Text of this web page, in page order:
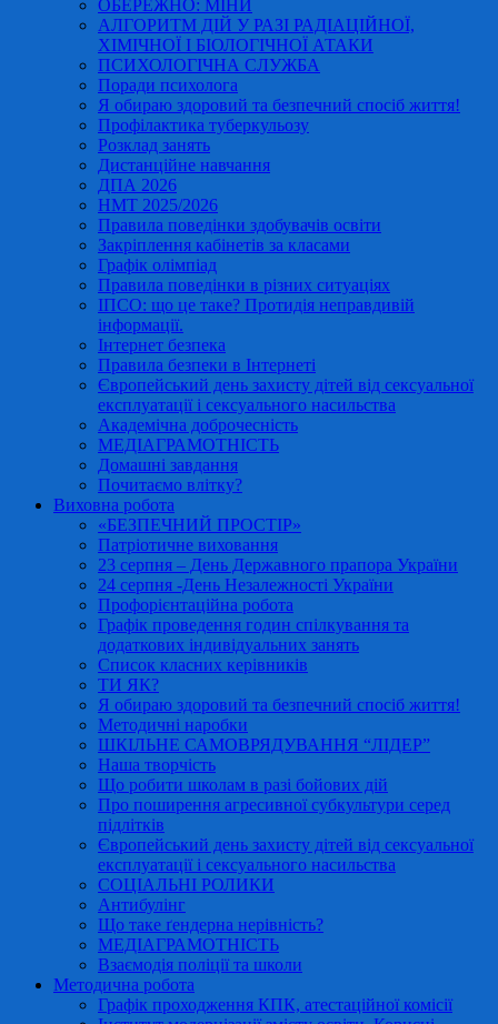
ОБЕРЕЖНО: МІНИ
АЛГОРИТМ ДІЙ У РАЗІ РАДІАЦІЙНОЇ,
ХІМІЧНОЇ І БІОЛОГІЧНОЇ АТАКИ
ПСИХОЛОГІЧНА СЛУЖБА
Поради психолога
Я обираю здоровий та безпечний спосіб життя!
Профілактика туберкульозу
Розклад занять
Дистанційне навчання
ДПА 2026
НМТ 2025/2026
Правила поведінки здобувачів освіти
Закріплення кабінетів за класами
Графік олімпіад
Правила поведінки в різних ситуаціях
ІПСО: що це таке? Протидія неправдивій
інформації.
Інтернет безпека
Правила безпеки в Інтернеті
Європейський день захисту дітей від сексуальної
експлуатації і сексуального насильства
Академічна доброчесність
МЕДІАГРАМОТНІСТЬ
Домашні завдання
Почитаємо влітку?
Виховна робота
«БЕЗПЕЧНИЙ ПРОСТІР»
Патріотичне виховання
23 серпня – День Державного прапора України
24 серпня -День Незалежності України
Профорієнтаційна робота
Графік проведення годин спілкування та
додаткових індивідуальних занять
Список класних керівників
ТИ ЯК?
Я обираю здоровий та безпечний спосіб життя!
Методичні наробки
ШКІЛЬНЕ САМОВРЯДУВАННЯ “ЛІДЕР”
Наша творчість
Що робити школам в разі бойових дій
Про поширення агресивної субкультури серед
підлітків
Європейський день захисту дітей від сексуальної
експлуатації і сексуального насильства
СОЦІАЛЬНІ РОЛИКИ
Антибулінг
Що таке ґендерна нерівність?
МЕДІАГРАМОТНІСТЬ
Взаємодія поліції та школи
Методична робота
Графік проходження КПК, атестаційної комісії